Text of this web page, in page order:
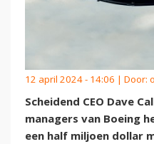
12 april 2024 - 14:06 | Door:
Scheidend CEO Dave
managers van Boeing
een half miljoen dollar